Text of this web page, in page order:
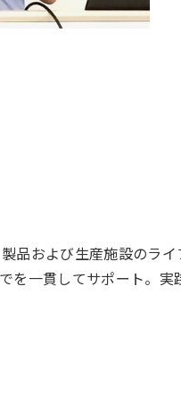
品および生産施設のライ
を一貫してサポート。実